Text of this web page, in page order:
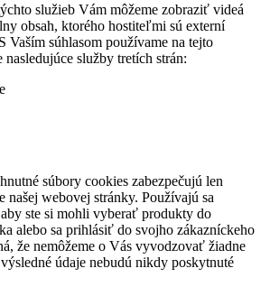
služieb Vám môžeme zobraziť videá
obsah, ktorého hostiteľmi sú externí
Vaším súhlasom používame na tejto
služby tretích strán:
súbory cookies zabezpečujú len
našej webovej stránky. Používajú sa
ste si mohli vyberať produkty do
alebo sa prihlásiť do svojho zákazníckeho
že nemôžeme o Vás vyvodzovať žiadne
údaje nebudú nikdy poskytnuté